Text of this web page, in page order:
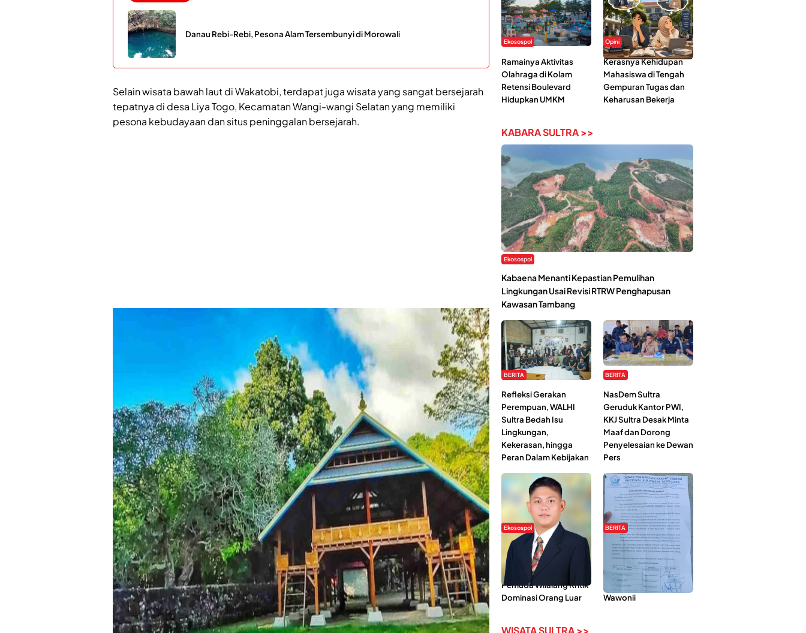
Danau Rebi-Rebi, Pesona Alam Tersembunyi di Morowali
Selain wisata bawah laut di Wakatobi, terdapat juga wisata yang sangat bersejarah
tepatnya di desa Liya Togo, Kecamatan Wangi-wangi Selatan yang memiliki
pesona kebudayaan dan situs peninggalan bersejarah.
Ekosospol
Ramainya Aktivitas
Olahraga di Kolam
Retensi Boulevard
Hidupkan UMKM
Opini
Kerasnya Kehidupan
Mahasiswa di Tengah
Gempuran Tugas dan
Keharusan Bekerja
KABARA SULTRA >>
Ekosospol
Kabaena Menanti Kepastian Pemulihan
Lingkungan Usai Revisi RTRW Penghapusan
Kawasan Tambang
BERITA
Refleksi Gerakan
Perempuan, WALHI
Sultra Bedah Isu
Lingkungan,
Kekerasan, hingga
Peran Dalam Kebijakan
BERITA
NasDem Sultra
Geruduk Kantor PWI,
KKJ Sultra Desak Minta
Maaf dan Dorong
Penyelesaian ke Dewan
Pers
Ekosospol
Slogan Pemberdayaan
Lokal Dinilai Hanya
Pemanis, Tokoh
Pemuda Wilalang Kritik
Dominasi Orang Luar
BERITA
Hipmawani Bersama
DPRD Sultra Sepakati
RDP Perihal IUP
Pertambangan di Pulau
Wawonii
WISATA SULTRA >>